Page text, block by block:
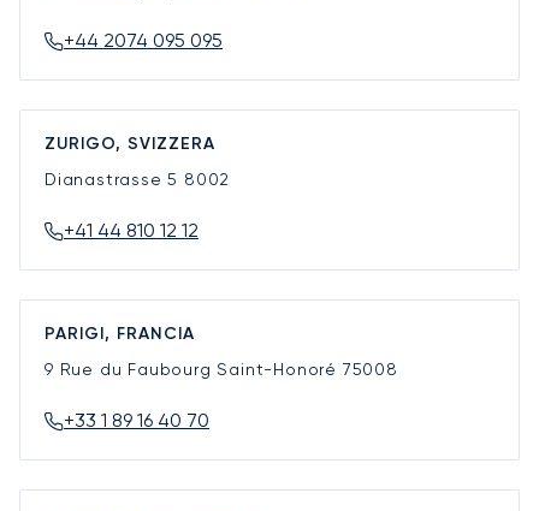
+44 2074 095 095
ZURIGO, SVIZZERA
Dianastrasse 5 8002
+41 44 810 12 12
PARIGI, FRANCIA
9 Rue du Faubourg Saint-Honoré 75008
+33 1 89 16 40 70